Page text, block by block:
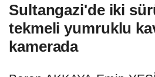
Sultangazi'de iki
tekmeli yumruklu
kamerada